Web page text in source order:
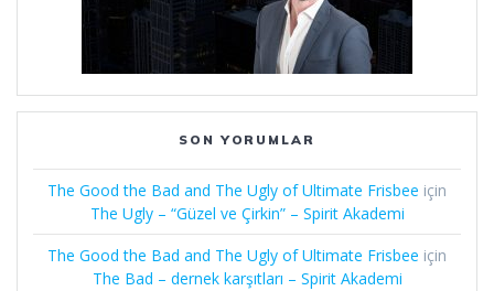
SON YORUMLAR
The Good the Bad and The Ugly of Ultimate Frisbee için
The Ugly – “Güzel ve Çirkin” – Spirit Akademi
The Good the Bad and The Ugly of Ultimate Frisbee için
The Bad – dernek karşıtları – Spirit Akademi